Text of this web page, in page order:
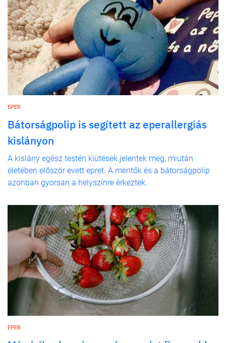
EPER
Bátorságpolip is segített az eperallergiás
kislányon
A kislány egész testén kiütések jelentek meg, miután
életében először evett epret. A mentők és a bátorságpolip
azonban gyorsan a helyszínre érkeztek.
EPER